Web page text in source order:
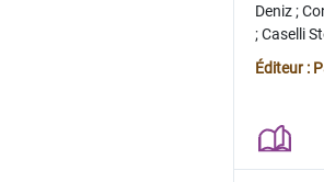
Deniz;
;Caselli
Juan
Éditeur :